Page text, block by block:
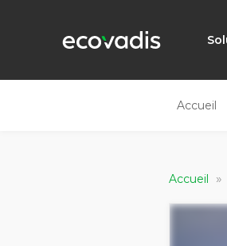
Accueil
Accueil »